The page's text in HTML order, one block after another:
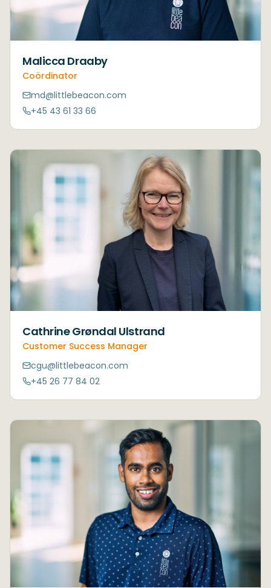
Malicca Draaby
Coördinator
md@littlebeacon.com
+45 43 61 33 66
Cathrine Grøndal Ulstrand
Customer Success Manager
cgu@littlebeacon.com
+45 26 77 84 02